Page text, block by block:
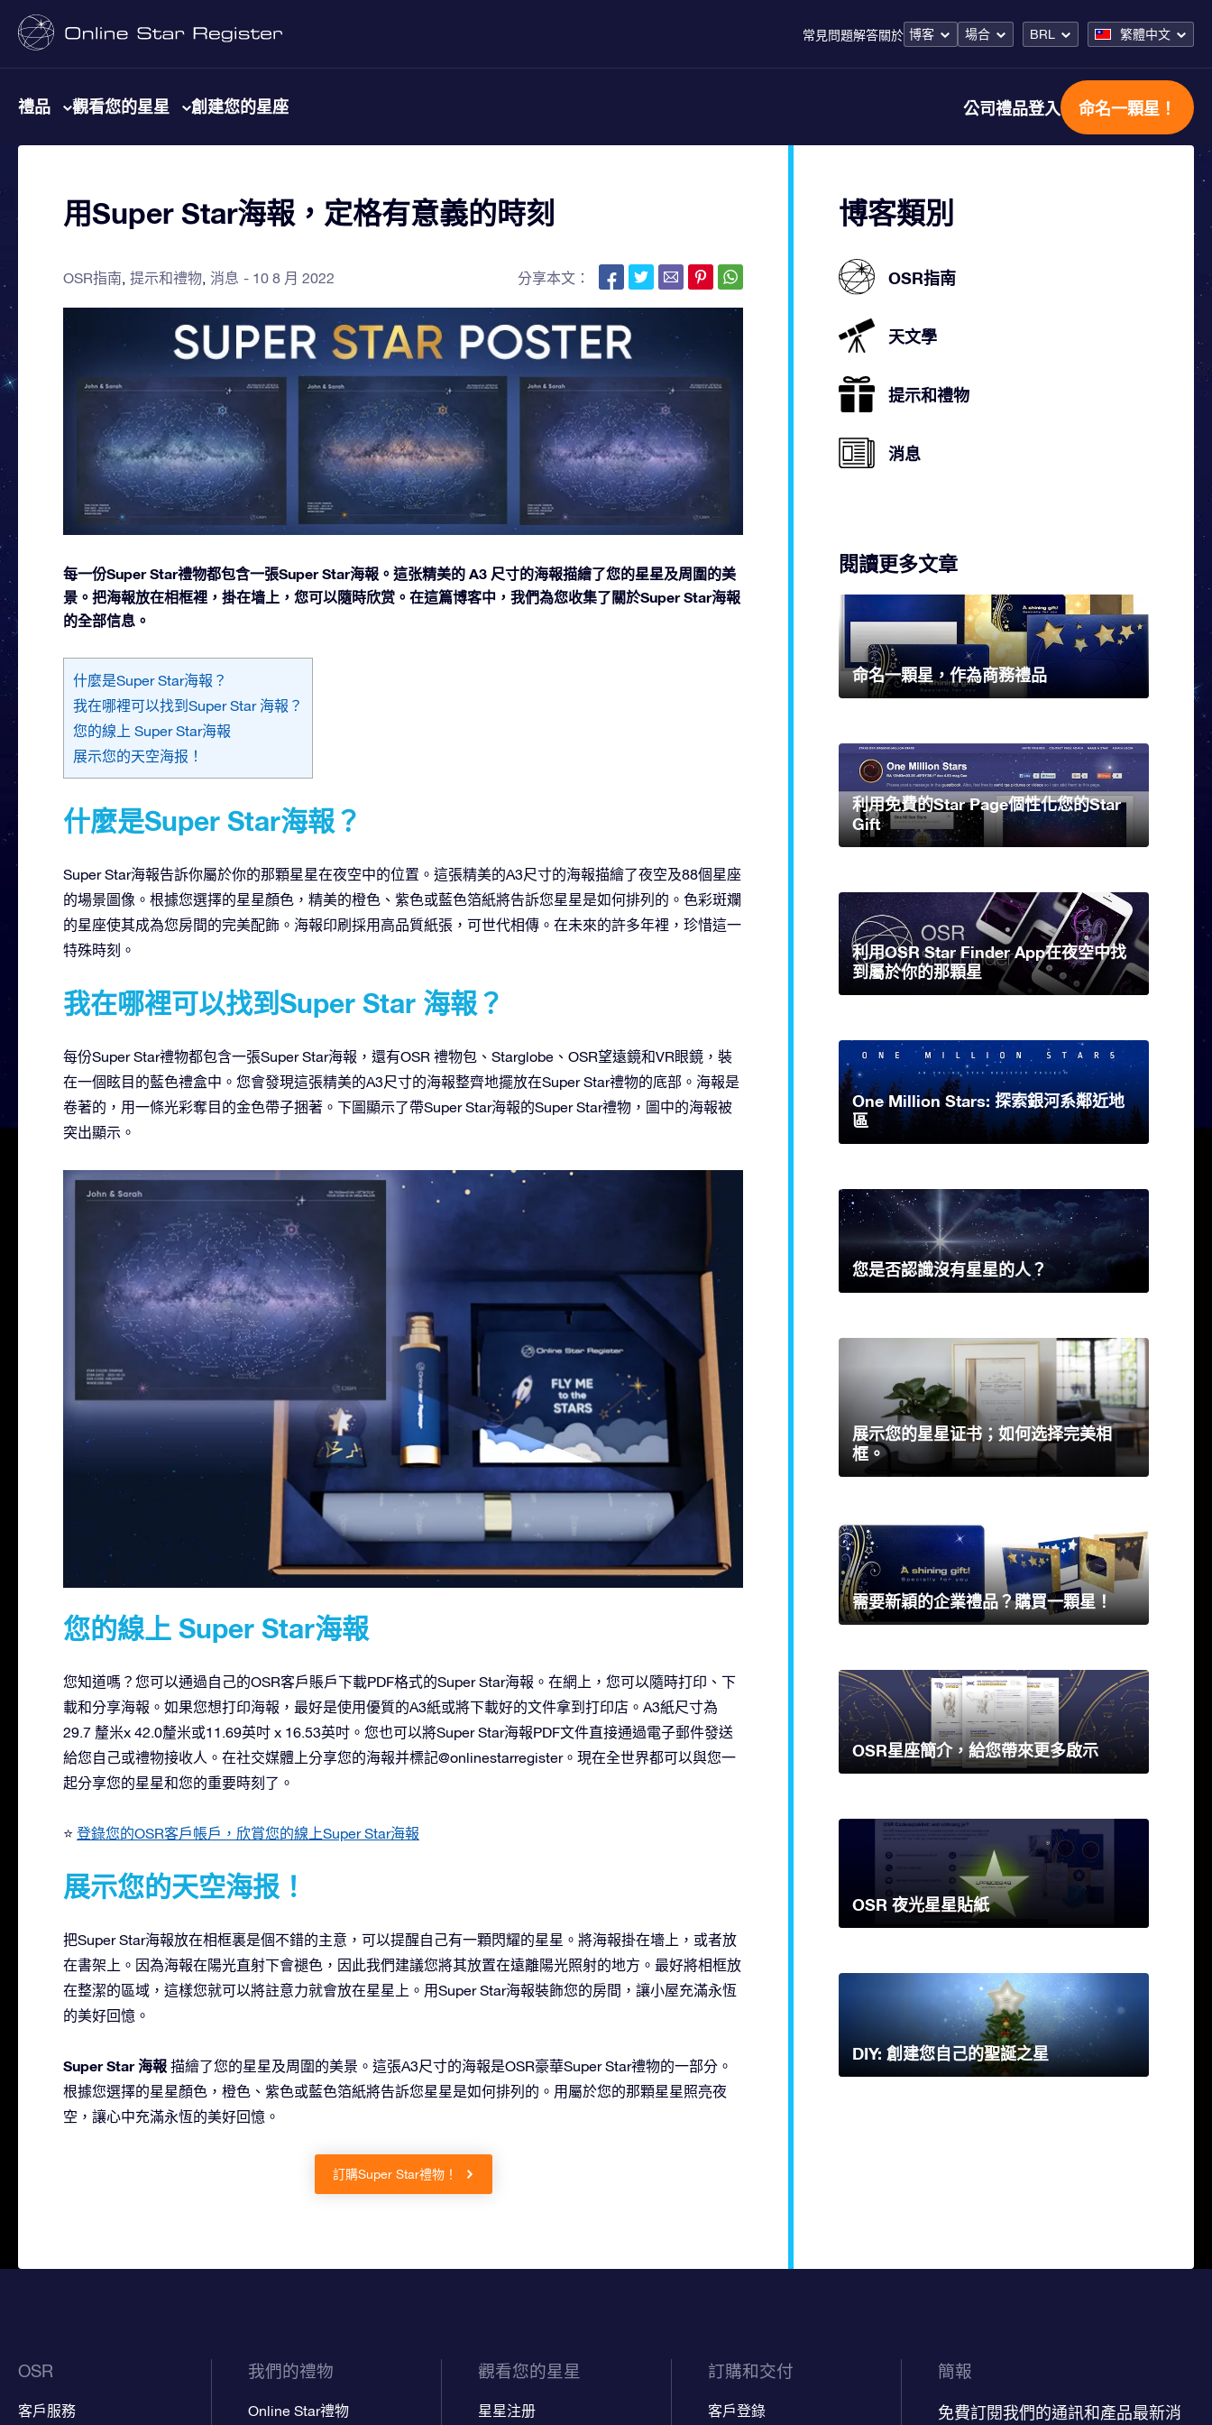
常見問題解答關於 博客 場合 BRL 繁體中文
禮品 觀看您的星星 創建您的星座 公司禮品登入 命名一顆星！
用Super Star海報，定格有意義的時刻
OSR指南 提示和禮物 消息 10 8 月 2022 分享本文：
每一份Super Star禮物都包含一張Super Star海報。這张精美的 A3 尺寸的海報描繪了您的星星及周圍的美
景。把海報放在相框裡，掛在墙上，您可以隨時欣赏。在這篇博客中，我們為您收集了關於Super Star海報
的全部信息。
什麼是Super Star海報？
我在哪裡可以找到Super Star 海報？
您的線上 Super Star海報
展示您的天空海报！
什麼是Super Star海報？
Super Star海報告訴你屬於你的那顆星星在夜空中的位置。這張精美的A3尺寸的海報描繪了夜空及88個星座
的場景圖像。根據您選擇的星星顏色，精美的橙色、紫色或藍色箔紙將告訴您星星是如何排列的。色彩斑斕
的星座使其成為您房間的完美配飾。海報印刷採用高品質紙張，可世代相傳。在未來的許多年裡，珍惜這一
特殊時刻。
我在哪裡可以找到Super Star 海報？
每份Super Star禮物都包含一張Super Star海報，還有OSR 禮物包、Starglobe、OSR望遠鏡和VR眼鏡，裝
在一個眩目的藍色禮盒中。您會發現這張精美的A3尺寸的海報整齊地擺放在Super Star禮物的底部。海報是
卷著的，用一條光彩奪目的金色帶子捆著。下圖顯示了帶Super Star海報的Super Star禮物，圖中的海報被
突出顯示。
您的線上 Super Star海報
您知道嗎？您可以通過自己的OSR客戶賬戶下載PDF格式的Super Star海報。在網上，您可以隨時打印、下
載和分享海報。如果您想打印海報，最好是使用優質的A3紙或將下載好的文件拿到打印店。A3紙尺寸為
29.7 釐米x 42.0釐米或11.69英吋 x 16.53英吋。您也可以將Super Star海報PDF文件直接通過電子郵件發送
給您自己或禮物接收人。在社交媒體上分享您的海報并標記@onlinestarregister。現在全世界都可以與您一
起分享您的星星和您的重要時刻了。
⭐ 登錄您的OSR客戶帳戶，欣賞您的線上Super Star海報
展示您的天空海报！
把Super Star海報放在相框裏是個不錯的主意，可以提醒自己有一顆閃耀的星星。將海報掛在墻上，或者放
在書架上。因為海報在陽光直射下會褪色，因此我們建議您將其放置在遠離陽光照射的地方。最好將相框放
在整潔的區域，這樣您就可以將註意力就會放在星星上。用Super Star海報裝飾您的房間，讓小屋充滿永恆
的美好回憶。
Super Star 海報 描繪了您的星星及周圍的美景。這張A3尺寸的海報是OSR豪華Super Star禮物的一部分。
根據您選擇的星星顏色，橙色、紫色或藍色箔紙將告訴您星星是如何排列的。用屬於您的那顆星星照亮夜
空，讓心中充滿永恆的美好回憶。
訂購Super Star禮物！
博客類別
OSR指南
天文學
提示和禮物
消息
閱讀更多文章
命名一顆星，作為商務禮品
利用免費的Star Page個性化您的Star
Gift
利用OSR Star Finder App在夜空中找
到屬於你的那顆星
One Million Stars: 探索銀河系鄰近地
區
您是否認識沒有星星的人？
展示您的星星证书；如何选择完美相
框。
需要新穎的企業禮品？購買一顆星！
OSR星座簡介，給您帶來更多啟示
OSR 夜光星星貼紙
DIY: 創建您自己的聖誕之星
OSR
客戶服務
我們的禮物
Online Star禮物
觀看您的星星
星星注册
訂購和交付
客戶登錄
簡報
免費訂閱我們的通訊和產品最新消